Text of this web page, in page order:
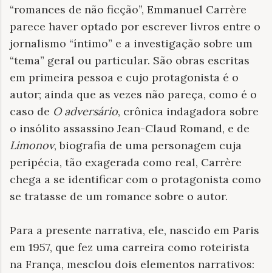
“romances de não ficção”, Emmanuel Carrère
parece haver optado por escrever livros entre o
jornalismo “íntimo” e a investigação sobre um
“tema” geral ou particular. São obras escritas
em primeira pessoa e cujo protagonista é o
autor; ainda que as vezes não pareça, como é o
caso de O adversário, crônica indagadora sobre
o insólito assassino Jean-Claud Romand, e de
Limonov, biografia de uma personagem cuja
peripécia, tão exagerada como real, Carrère
chega a se identificar com o protagonista como
se tratasse de um romance sobre o autor.
Para a presente narrativa, ele, nascido em Paris
em 1957, que fez uma carreira como roteirista
na França, mesclou dois elementos narrativos: